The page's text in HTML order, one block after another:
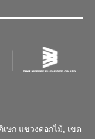
ษก แขวงดอกไม้, เขต